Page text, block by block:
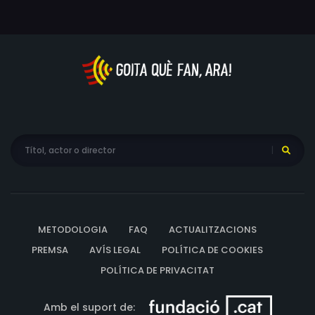
Ben Hall, Ben Hendricks Jr., Holmes Herbert, Ramsay Hill,
George Houston, Esther Howard, Mary Howard, Hugh
McGlynn Jr., Horace McMahon, John Merton, Helene
Mudie, Bea Nigro, Mimi Olivera, Moroni Olsen, Rafaela
Post, Alonzo Price, Tom Quinn, Herbert Rawlinson, 'Little
Billy' Rhodes, Buddy Roosevelt, Lionel Royce, Tom
Rutherford, Harry Semels, Allen D. Sewall, Kathryn
Harry Stubbs, Frank Arthur Swales, Phillip Terry, Zeffie
METODOLOGIA FAQ
ACTUALITZACIONS
PREMSA
AVÍS LEGAL
POLÍTICA DE COOKIES
POLÍTICA DE PRIVACITAT
Amb el suport de: